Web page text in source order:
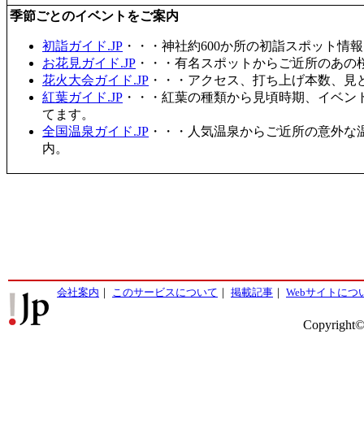
季節ごとのイベントをご案内
初詣ガイド.JP ・・・神社約600か所の初詣スポット情
お花見ガイド.JP ・・・有名スポットからご近所のあ
花火大会ガイド.JP ・・・アクセス、打ち上げ本数、
紅葉ガイド.JP ・・・紅葉の種類から見頃時期、イベ
てます。
全国温泉ガイド.JP ・・・人気温泉からご近所の意外
内。
会社案内 ｜ このサービスについて ｜ 掲載記事 ｜ Webサイトにつ